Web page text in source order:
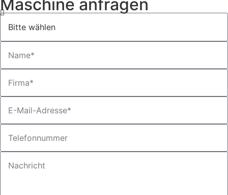
Maschine anfragen